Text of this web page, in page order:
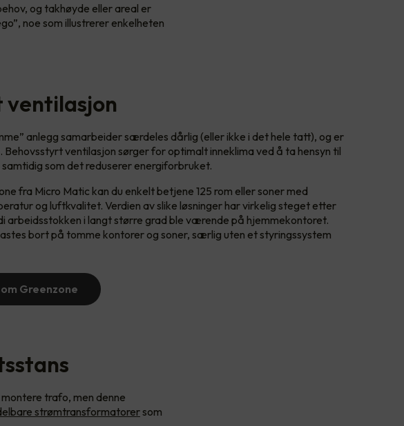
og takhøyde eller areal er
noe som illustrerer enkelheten
ventilasjon
anlegg samarbeider særdeles dårlig (eller ikke i det hele tatt), og er
Behovsstyrt ventilasjon sørger for optimalt inneklima ved å ta hensyn til
som det reduserer energiforbruket.
fra Micro Matic kan du enkelt betjene 125 rom eller soner med
og luftkvalitet. Verdien av slike løsninger har virkelig steget etter
arbeidsstokken i langt større grad ble værende på hjemmekontoret.
bort på tomme kontorer og soner, særlig uten et styringssystem
Greenzone
trafo, men denne
strømtransformatorersom